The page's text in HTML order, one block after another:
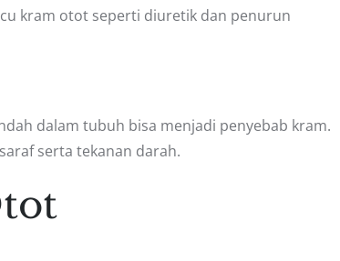
kram otot seperti diuretik dan penurun
dalam tubuh bisa menjadi penyebab kram.
serta tekanan darah.